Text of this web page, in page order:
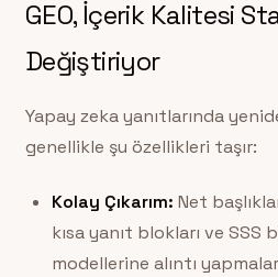
GEO, İçerik Kalitesi
Değiştiriyor
Yapay zeka yanıtlarında
genellikle şu özellikleri taşır:
Kolay Çıkarım: Net
kısa yanıt blokları ve SSS
modellerine alıntı